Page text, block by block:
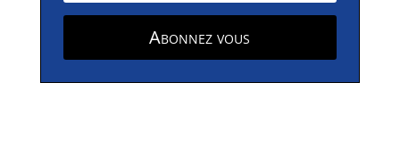
Abonnez vous